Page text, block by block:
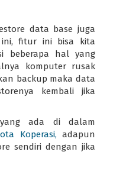
data base juga
fitur ini bisa kita
beberapa hal yang
komputer rusak
backup maka data
kembali jika
ada di dalam
Koperasi, adapun
sendiri dengan jika